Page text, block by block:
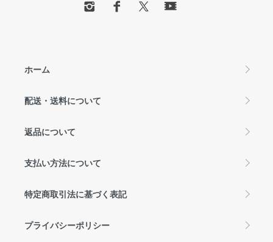
ホーム
配送・送料について
返品について
支払い方法について
特定商取引法に基づく表記
プライバシーポリシー